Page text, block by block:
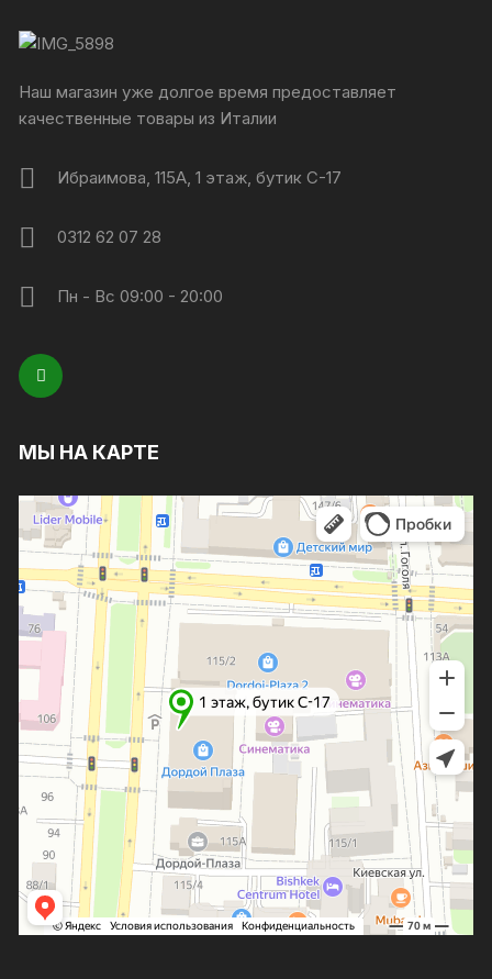
Наш магазин уже долгое время предоставляет
качественные товары из Италии
Ибраимова, 115А, 1 этаж, бутик C-17
0312 62 07 28
Пн - Вс 09:00 - 20:00
МЫ НА КАРТЕ